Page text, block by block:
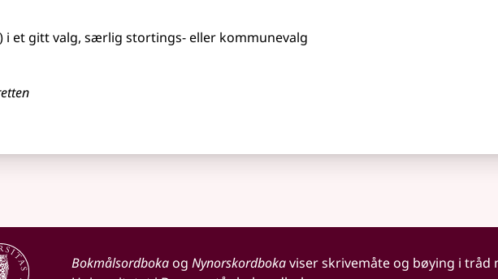
i et gitt valg, særlig stortings-eller kommunevalg
Bokmålsordbokaog Nynorskordbokaviser skrivemåte og bøying i tråd